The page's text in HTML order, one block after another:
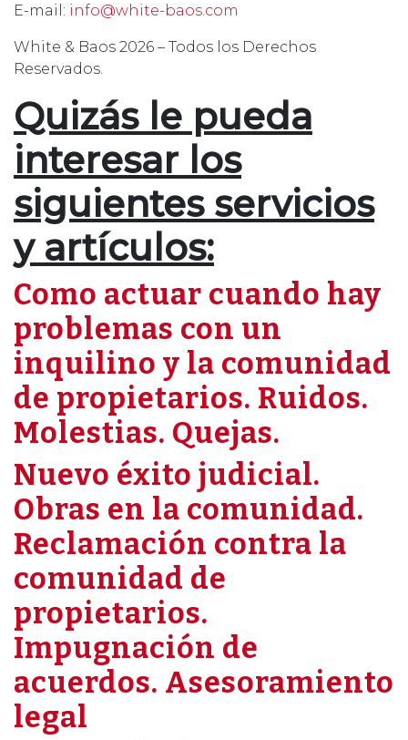
E-mail: info@white-baos.com
White & Baos 2026 – Todos los Derechos
Reservados.
Quizás le pueda
interesar los
siguientes servicios
y artículos:
Como actuar cuando hay
problemas con un
inquilino y la comunidad
de propietarios. Ruidos.
Molestias. Quejas.
Nuevo éxito judicial.
Obras en la comunidad.
Reclamación contra la
comunidad de
propietarios.
Impugnación de
acuerdos. Asesoramiento
legal